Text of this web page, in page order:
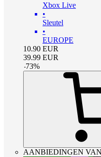
Xbox Live
•
Sleutel
•
EUROPE
10.90 EUR
39.99 EUR
-73%
AANBIEDINGEN